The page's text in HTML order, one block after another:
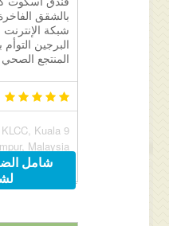
بالشقق
شبكة الإنترنت
البرجين
المنتجع الصحي
KLCC, Kuala
Malaysia
شامل